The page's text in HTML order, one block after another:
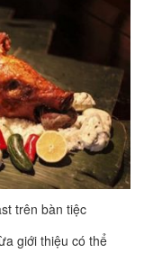
trên bàn tiệc
giới thiệu có thể